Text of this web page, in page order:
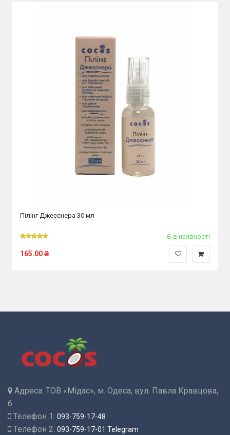
Пілінг Джесснера 30 мл
Є в наявності
165.00₴
Адреса: ТОВ «Мідас», м. Одеса, вул. Павла Кравцова,
6
Телефон 1: 093-759-17-48
Телефон 2: 093-759-17-01 Telegram